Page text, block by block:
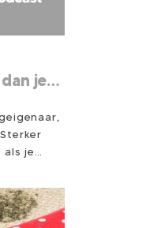
je
als je
sleutels